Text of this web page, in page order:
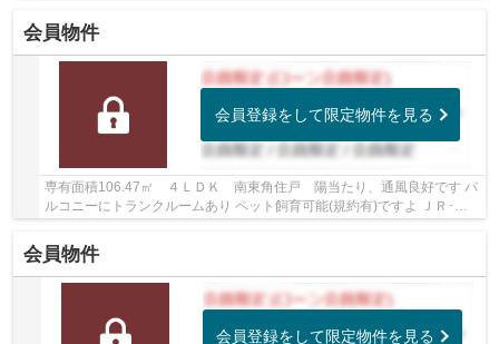
会員物件
会員登録をして限定物件を見る
専有面積106.47㎡ ４ＬＤＫ 南東角住戸 陽当たり、通風良好です バ
ルコニーにトランクルームあり ペット飼育可能(規約有)ですよ ＪＲ･京
阪２沿線利用可能 周辺商業施設が充実して...
会員物件
会員登録をして限定物件を見る